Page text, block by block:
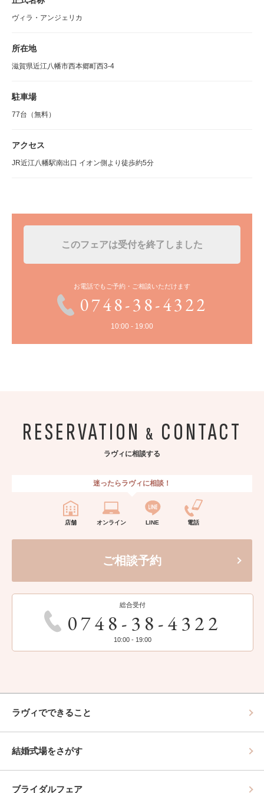
ヴィラ・アンジェリカ
所在地
滋賀県近江八幡市西本郷町西3-4
駐車場
77台（無料）
アクセス
JR近江八幡駅南出口 イオン側より徒歩約5分
このフェアは受付を終了しました
お電話でもご予約・ご相談いただけます
0748-38-4322
10:00 - 19:00
RESERVATION & CONTACT
ラヴィに相談する
迷ったらラヴィに相談！
店舗 オンライン LINE 電話
ご相談予約
総合受付
0748-38-4322
10:00 - 19:00
ラヴィでできること
結婚式場をさがす
ブライダルフェア